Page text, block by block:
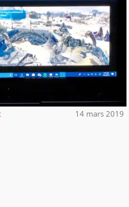
14 mars 2019